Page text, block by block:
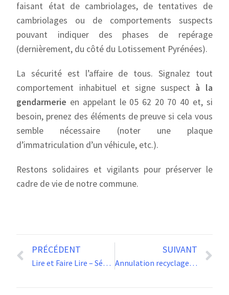
faisant état de cambriolages, de tentatives de
cambriolages ou de comportements suspects
pouvant indiquer des phases de repérage
(dernièrement, du côté du Lotissement Pyrénées).
La sécurité est l’affaire de tous. Signalez tout
comportement inhabituel et signe suspect à la
gendarmerie en appelant le 05 62 20 70 40 et, si
besoin, prenez des éléments de preuve si cela vous
semble nécessaire (noter une plaque
d’immatriculation d’un véhicule, etc.).
Restons solidaires et vigilants pour préserver le
cadre de vie de notre commune.
PRÉCÉDENT
Lire et Faire Lire – Séances tapis de lecture Lisette Carpette
SUIVANT
Annulation recyclage code de la route